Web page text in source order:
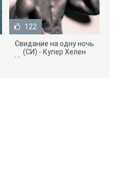
122
Свидание на одну ночь
(СИ) - Купер Хелен
(бесплатные серии книг